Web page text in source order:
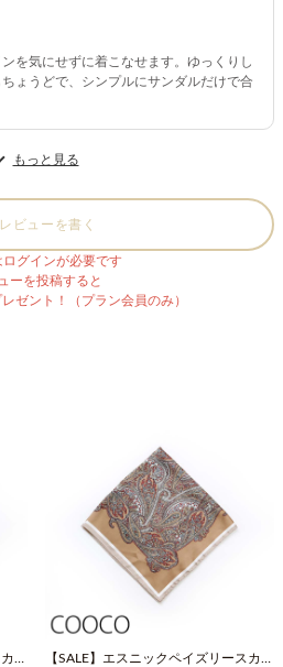
を気にせずに着こなせます。ゆっくりし
ょうどで、シンプルにサンダルだけで合
もっと見る
レビューを書く
ログインが必要です
ーを投稿すると
ゼント！（プラン会員のみ）
ー
【SALE】エスニックペイズリースカー